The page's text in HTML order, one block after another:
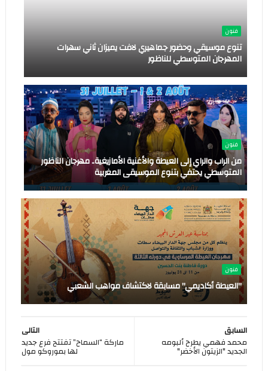
فنون
تنوع موسيقي وحضور جماهيري لافت يميزان ثاني سهرات
المهرجان المتوسطي للناظور
فنون
من الراب والراي إلى العيطة والأغنية الأمازيغية.. مهرجان الناظور
المتوسطي يحتفي بتنوع الموسيقى المغربية
فنون
"العيطة أكاديمي" مسابقة لاكتشاف مواهب الشعبي
التالى
ماركة “السماح” تفتتح فرع جديد
لها بموروكو مول
السابق
محمد فهمي يطرح ألبومه
الجديد "الزيتون الأخضر"